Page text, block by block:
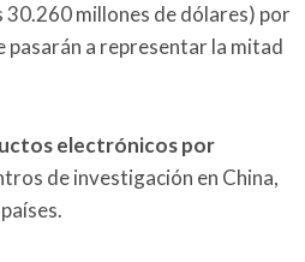
30.260 millones de dólares) por
pasarán a representar la mitad
electrónicos por
de investigación en China,